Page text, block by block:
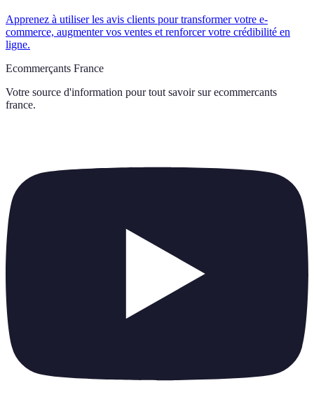
Apprenez à utiliser les avis clients pour transformer votre e-
commerce, augmenter vos ventes et renforcer votre crédibilité en
ligne.
Ecommerçants France
Votre source d'information pour tout savoir sur ecommercants
france.